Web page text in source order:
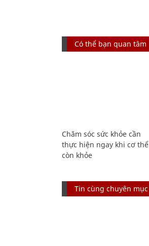
Có thể bạn quan tâm
Chăm sóc sức khỏe cần
thực hiện ngay khi cơ thể
còn khỏe
Tin cùng chuyên mục